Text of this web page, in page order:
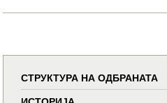
СТРУКТУРА НА ОДБРАНАТА